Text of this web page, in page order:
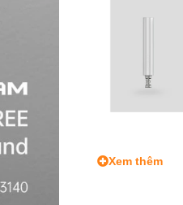
Xem thêm